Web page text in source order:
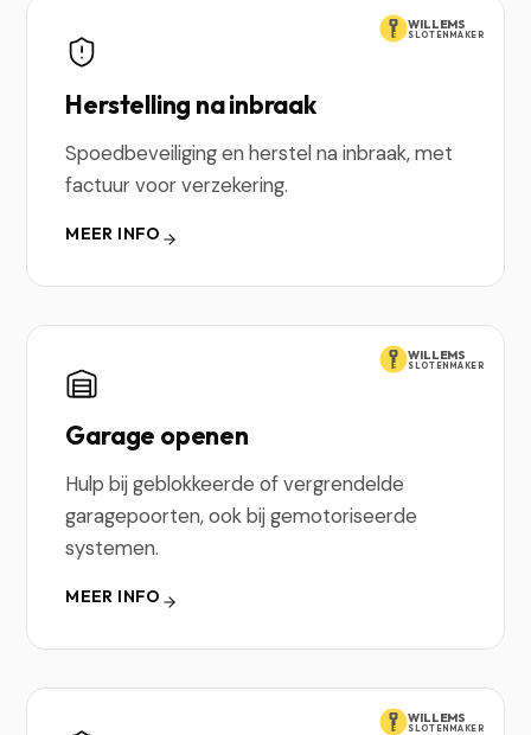
WILLEMS
SLOTENMAKER
Herstelling na inbraak
Spoedbeveiliging en herstel na inbraak, met
factuur voor verzekering.
MEER INFO
WILLEMS
SLOTENMAKER
Garage openen
Hulp bij geblokkeerde of vergrendelde
garagepoorten, ook bij gemotoriseerde
systemen.
MEER INFO
WILLEMS
SLOTENMAKER